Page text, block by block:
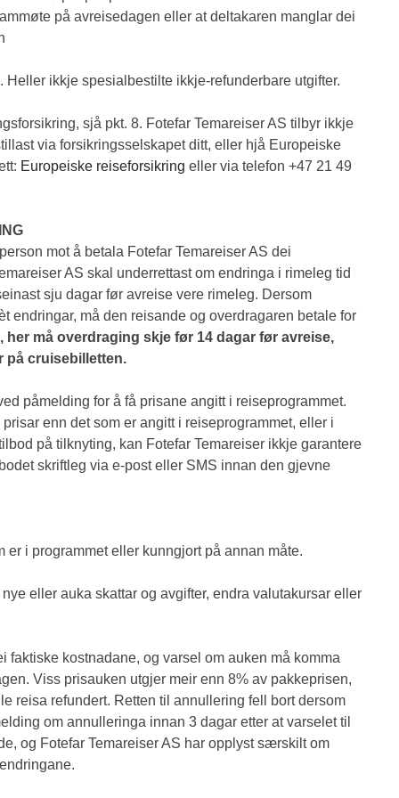
på avreisedagen eller at deltakaren manglar dei
ikkje spesialbestilte ikkje-refunderbare utgifter.
sjå pkt. 8. Fotefar Temareiser AS tilbyr ikkje
via forsikringsselskapet ditt, eller hjå Europeiske
Europeiske reiseforsikring eller via telefon +47 21 49
mot å betala Fotefar Temareiser AS dei
AS skal underrettast om endringa i rimeleg tid
sju dagar før avreise vere rimeleg. Dersom
endringar, må den reisande og overdragaren betale for
her må overdraging skje før 14 dagar før avreise,
på cruisebilletten.
påmelding for å få prisane angitt i reiseprogrammet.
enn det som er angitt i reiseprogrammet, eller i
på tilknyting, kan Fotefar Temareiser ikkje garantere
skriftleg via e-post eller SMS innan den gjevne
i programmet eller kunngjort på annan måte.
eller auka skattar og avgifter, endra valutakursar eller
faktiske kostnadane, og varsel om auken må komma
Viss prisauken utgjer meir enn 8% av pakkeprisen,
reisa refundert. Retten til annullering fell bort dersom
om annulleringa innan 3 dagar etter at varselet til
og Fotefar Temareiser AS har opplyst særskilt om